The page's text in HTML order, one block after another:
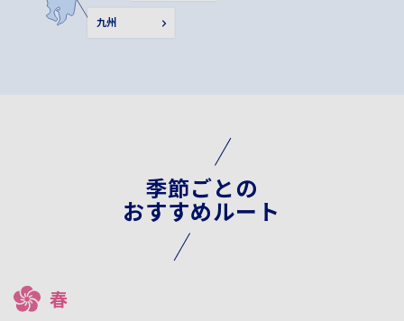
九州
季節ごとの
おすすめルート
春